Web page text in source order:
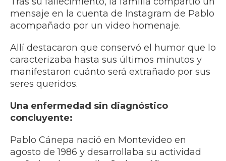
mensaje en la cuenta de Instagram de Pablo
acompañado por un video homenaje.
Allí destacaron que conservó el humor que lo
caracterizaba hasta sus últimos minutos y
manifestaron cuánto será extrañado por sus
seres queridos.
Una enfermedad sin diagnóstico
concluyente:
Pablo Cánepa nació en Montevideo en
agosto de 1986 y desarrollaba su actividad